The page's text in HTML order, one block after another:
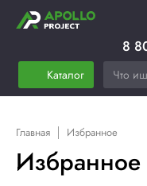
Каталог
8
Главная Избранное
Избранное